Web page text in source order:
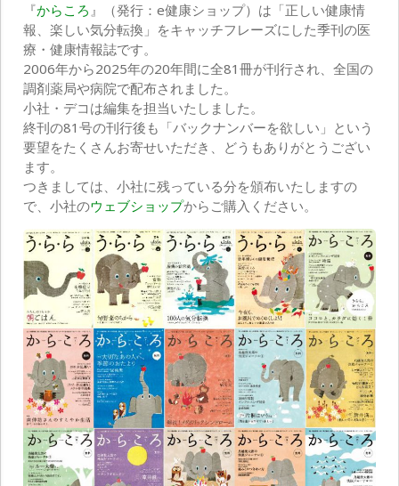
『からころ 』（発行：e健康ショップ）は「正しい健康情
報、楽しい気分転換」をキャッチフレーズにした季刊の医
療・健康情報誌です。
2006年から2025年の20年間に全81冊が刊行され、全国の
調剤薬局や病院で配布されました。
小社・デコは編集を担当いたしました。
終刊の81号の刊行後も「バックナンバーを欲しい」という
要望をたくさんお寄せいただき、どうもありがとうござい
ます。
つきましては、小社に残っている分を頒布いたしますの
で、小社のウェブショップからご購入ください。